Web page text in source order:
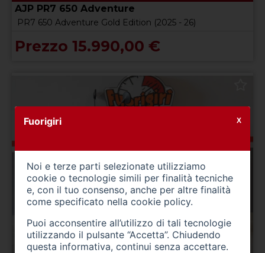
AJP PR7 650 Adventure
PR7 650 Adventure Gold Edition (2025 - 26)
Prezzo 15.990,00 €
Fuorigiri
Noi e terze parti selezionate utilizziamo
cookie o tecnologie simili per finalità tecniche
e, con il tuo consenso, anche per altre finalità
come specificato nella cookie policy.
Puoi acconsentire all’utilizzo di tali tecnologie
utilizzando il pulsante “Accetta”. Chiudendo
questa informativa, continui senza accettare.
X